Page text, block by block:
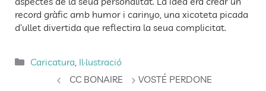
record gràfic amb humor i carinyo, una xicoteta picada
d’ullet divertida que reflectira la seua complicitat.
Categories
Caricatura, Il·lustració
CC BONAIRE
VOSTÉ PERDONE